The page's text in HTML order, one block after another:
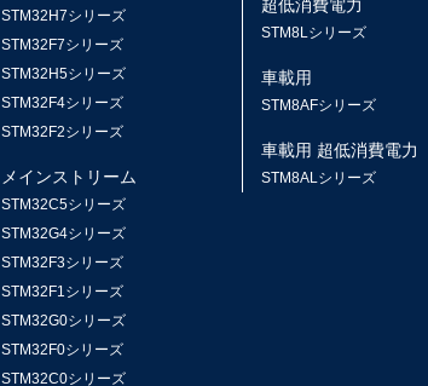
STM32H7シリーズ
STM32F7シリーズ
STM32H5シリーズ
STM32F4シリーズ
STM32F2シリーズ
メインストリーム
STM32C5シリーズ
STM32G4シリーズ
STM32F3シリーズ
STM32F1シリーズ
STM32G0シリーズ
STM32F0シリーズ
STM32C0シリーズ
超低消費電力
STM8Lシリーズ
車載用
STM8AFシリーズ
車載用 超低消費電力
STM8ALシリーズ